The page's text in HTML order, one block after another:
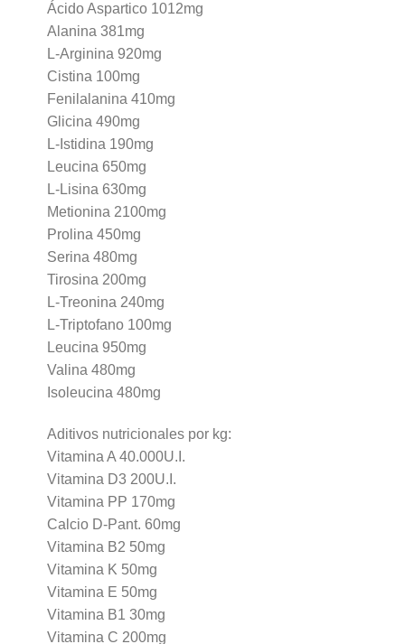
Ácido Aspartico 1012mg
Alanina 381mg
L-Arginina 920mg
Cistina 100mg
Fenilalanina 410mg
Glicina 490mg
L-Istidina 190mg
Leucina 650mg
L-Lisina 630mg
Metionina 2100mg
Prolina 450mg
Serina 480mg
Tirosina 200mg
L-Treonina 240mg
L-Triptofano 100mg
Leucina 950mg
Valina 480mg
Isoleucina 480mg
Aditivos nutricionales por kg:
Vitamina A 40.000U.I.
Vitamina D3 200U.I.
Vitamina PP 170mg
Calcio D-Pant. 60mg
Vitamina B2 50mg
Vitamina K 50mg
Vitamina E 50mg
Vitamina B1 30mg
Vitamina C 200mg